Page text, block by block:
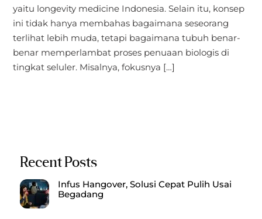
yaitu longevity medicine Indonesia. Selain itu, konsep
ini tidak hanya membahas bagaimana seseorang
terlihat lebih muda, tetapi bagaimana tubuh benar-
benar memperlambat proses penuaan biologis di
tingkat seluler. Misalnya, fokusnya […]
Recent Posts
Infus Hangover, Solusi Cepat Pulih Usai
Begadang